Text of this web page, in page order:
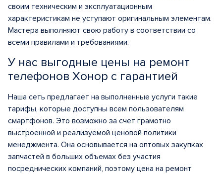
своим техническим и эксплуатационным
характеристикам не уступают оригинальным элементам.
Мастера выполняют свою работу в соответствии со
всеми правилами и требованиями.
У нас выгодные цены на ремонт
телефонов Хонор с гарантией
Наша сеть предлагает на выполненные услуги такие
тарифы, которые доступны всем пользователям
смартфонов. Это возможно за счет грамотно
выстроенной и реализуемой ценовой политики
менеджмента. Она основывается на оптовых закупках
запчастей в больших объемах без участия
посреднических компаний, поэтому цена на ремонт